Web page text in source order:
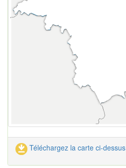
Téléchargez la carte ci-dessus